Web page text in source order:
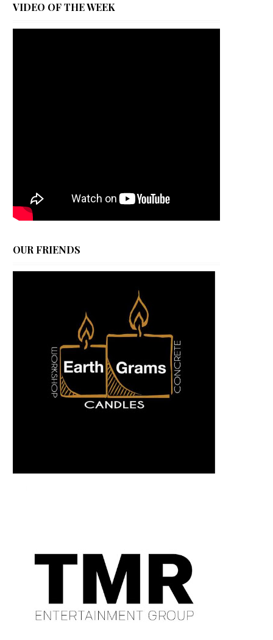
VIDEO OF THE WEEK
OUR FRIENDS